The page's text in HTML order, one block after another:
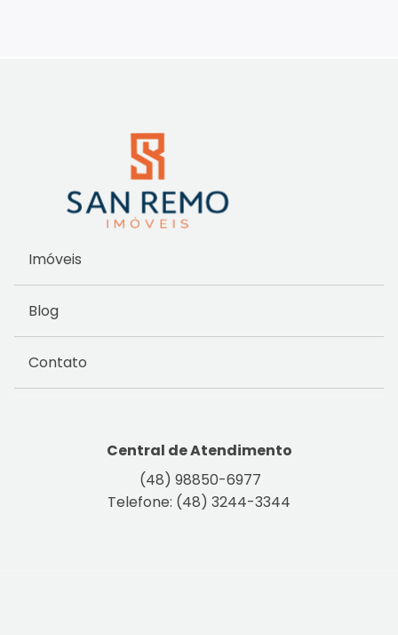
Imóveis
Blog
Contato
Central de Atendimento
(48) 98850-6977
Telefone: (48) 3244-3344